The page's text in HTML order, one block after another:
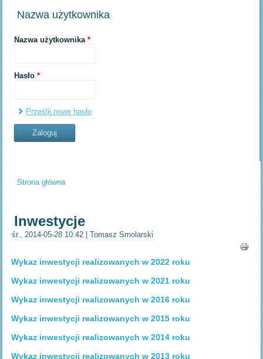
Nazwa użytkownika
Nazwa użytkownika*
Hasło*
Prześlij nowe hasło
Jesteś tutaj
Strona główna
Inwestycje
śr., 2014-05-28 10:42 |Tomasz Smolarski
Wykaz inwestycji realizowanych w 2022 roku
Wykaz inwestycji realizowanych w 2021 roku
Wykaz inwestycji realizowanych w 2016 roku
Wykaz inwestycji realizowanych w 2015 roku
Wykaz inwestycji realizowanych w 2014 roku
Wykaz inwestycji realizowanych w 2013 roku